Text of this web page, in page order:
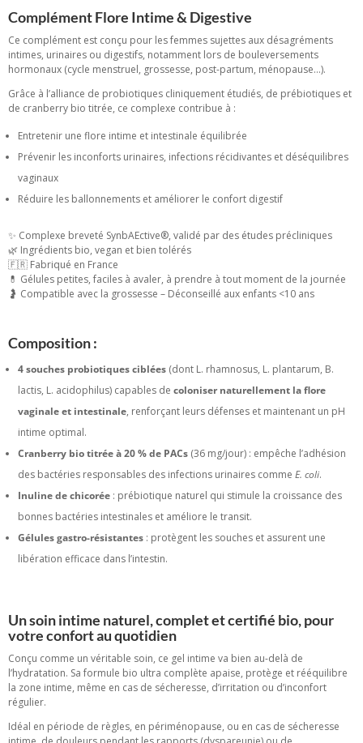
Complément Flore Intime & Digestive
Ce complément est conçu pour les femmes sujettes aux désagréments
intimes, urinaires ou digestifs, notamment lors de bouleversements
hormonaux (cycle menstruel, grossesse, post-partum, ménopause…).
Grâce à l’alliance de probiotiques cliniquement étudiés, de prébiotiques et
de cranberry bio titrée, ce complexe contribue à :
Entretenir une flore intime et intestinale équilibrée
Prévenir les inconforts urinaires, infections récidivantes et déséquilibres
vaginaux
Réduire les ballonnements et améliorer le confort digestif
✨ Complexe breveté SynbAEctive®, validé par des études précliniques
🌿 Ingrédients bio, vegan et bien tolérés
🇫🇷 Fabriqué en France
💊 Gélules petites, faciles à avaler, à prendre à tout moment de la journée
🤰 Compatible avec la grossesse – Déconseillé aux enfants <10 ans
Composition :
4 souches probiotiques ciblées (dont L. rhamnosus, L. plantarum, B.
lactis, L. acidophilus) capables de coloniser naturellement la flore
vaginale et intestinale, renforçant leurs défenses et maintenant un pH
intime optimal.
Cranberry bio titrée à 20 % de PACs (36 mg/jour) : empêche l’adhésion
des bactéries responsables des infections urinaires comme E. coli.
Inuline de chicorée : prébiotique naturel qui stimule la croissance des
bonnes bactéries intestinales et améliore le transit.
Gélules gastro-résistantes : protègent les souches et assurent une
libération efficace dans l’intestin.
Un soin intime naturel, complet et certifié bio, pour
votre confort au quotidien
Conçu comme un véritable soin, ce gel intime va bien au-delà de
l’hydratation. Sa formule bio ultra complète apaise, protège et rééquilibre
la zone intime, même en cas de sécheresse, d’irritation ou d’inconfort
régulier.
Idéal en période de règles, en périménopause, ou en cas de sécheresse